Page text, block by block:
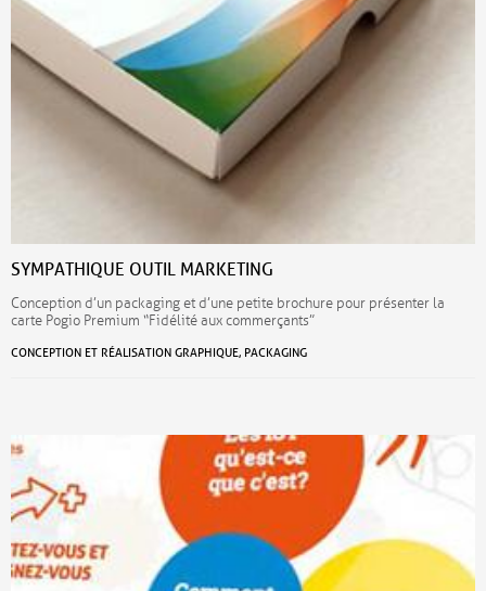
SYMPATHIQUE OUTIL MARKETING
Conception d’un packaging et d’une petite brochure pour présenter la
carte Pogio Premium “Fidélité aux commerçants”
CONCEPTION ET RÉALISATION GRAPHIQUE, PACKAGING